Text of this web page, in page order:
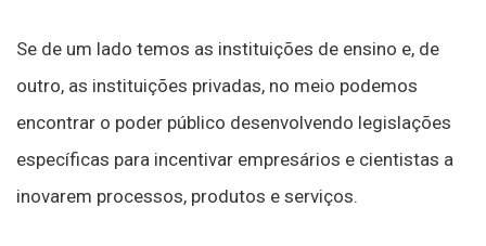
Se de um lado temos as instituições de ensino e, de
outro, as instituições privadas, no meio podemos
encontrar o poder público desenvolvendo legislações
específicas para incentivar empresários e cientistas a
inovarem processos, produtos e serviços.